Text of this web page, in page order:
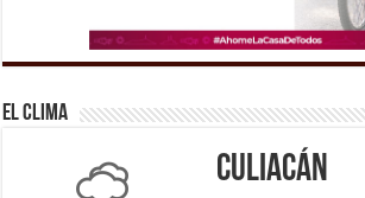
El Clima
Culiacán